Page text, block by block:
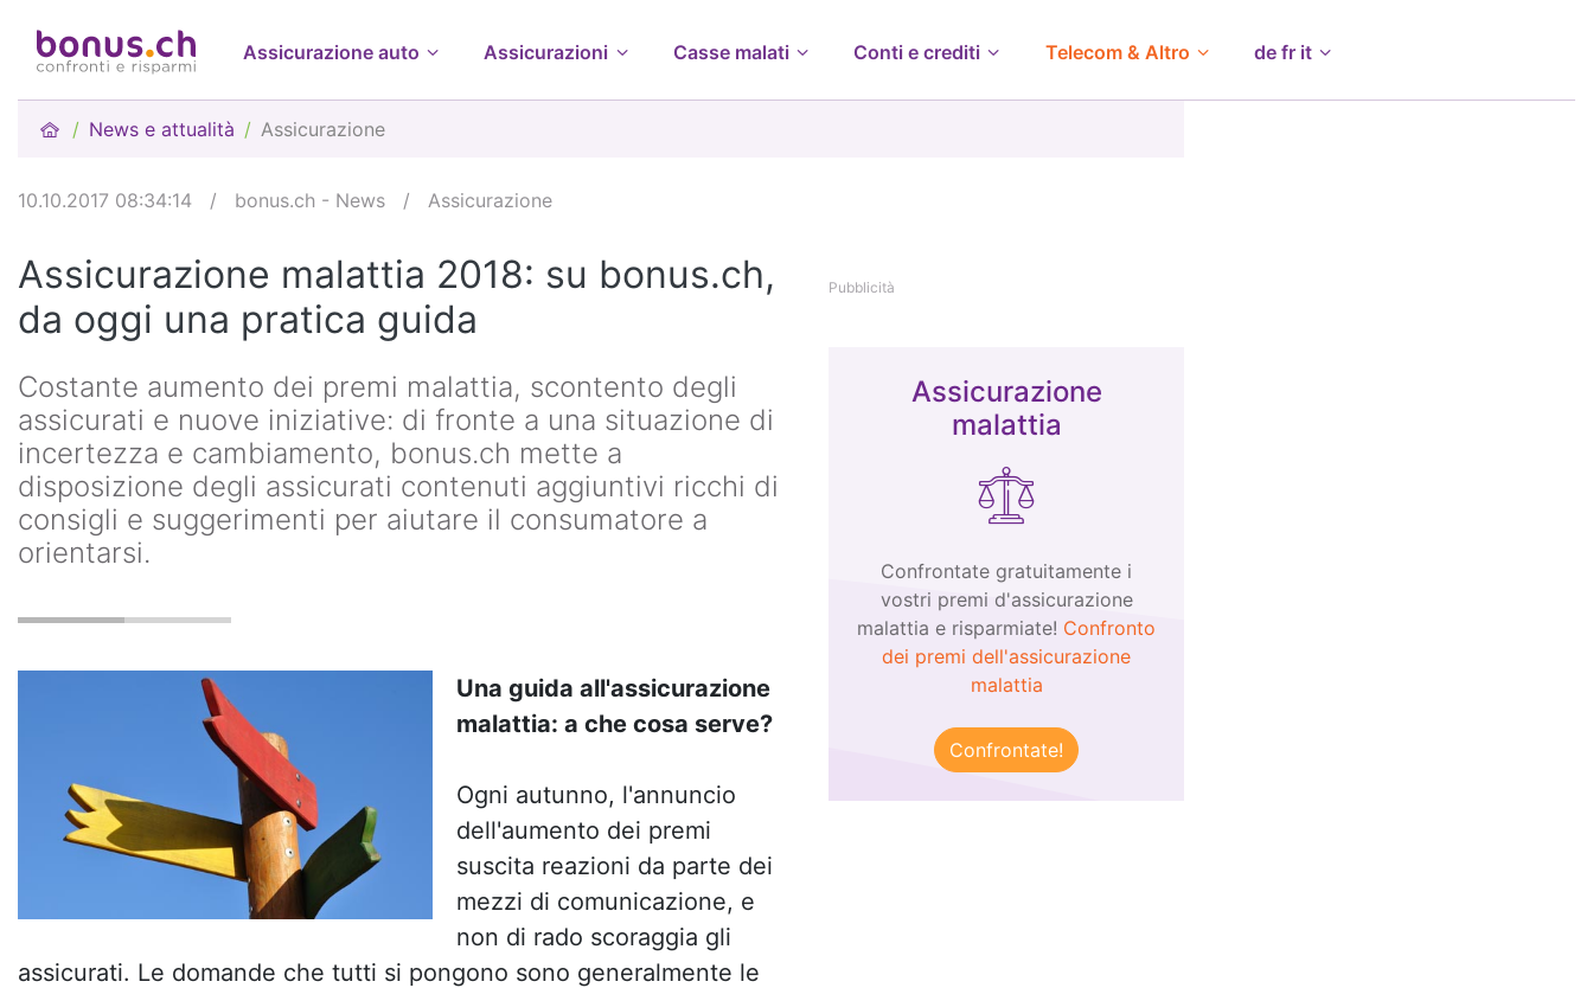
Assicurazione auto Assicurazioni Casse malati Conti e crediti Telecom & Altro de fr it
News e attualità Assicurazione
10.10.2017 08:34:14 / bonus.ch - News / Assicurazione
Assicurazione malattia 2018: su bonus.ch,
da oggi una pratica guida
Costante aumento dei premi malattia, scontento degli
assicurati e nuove iniziative: di fronte a una situazione di
incertezza e cambiamento, bonus.ch mette a
disposizione degli assicurati contenuti aggiuntivi ricchi di
consigli e suggerimenti per aiutare il consumatore a
orientarsi.
Una guida all'assicurazione
malattia: a che cosa serve?
Ogni autunno, l'annuncio
dell'aumento dei premi
suscita reazioni da parte dei
mezzi di comunicazione, e
non di rado scoraggia gli
assicurati. Le domande che tutti si pongono sono generalmente le
Pubblicità
Assicurazione
malattia
Confrontate gratuitamente i
vostri premi d'assicurazione
malattia e risparmiate! Confronto
dei premi dell'assicurazione
malattia
Confrontate!